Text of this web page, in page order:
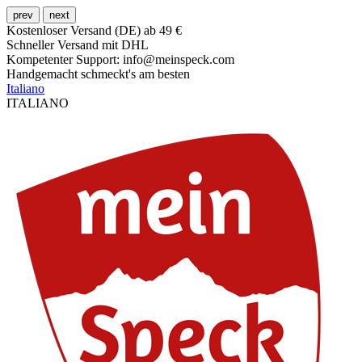
prev next
Kostenloser Versand (DE) ab 49 €
Schneller Versand mit DHL
Kompetenter Support: info@meinspeck.com
Handgemacht schmeckt's am besten
Italiano
ITALIANO